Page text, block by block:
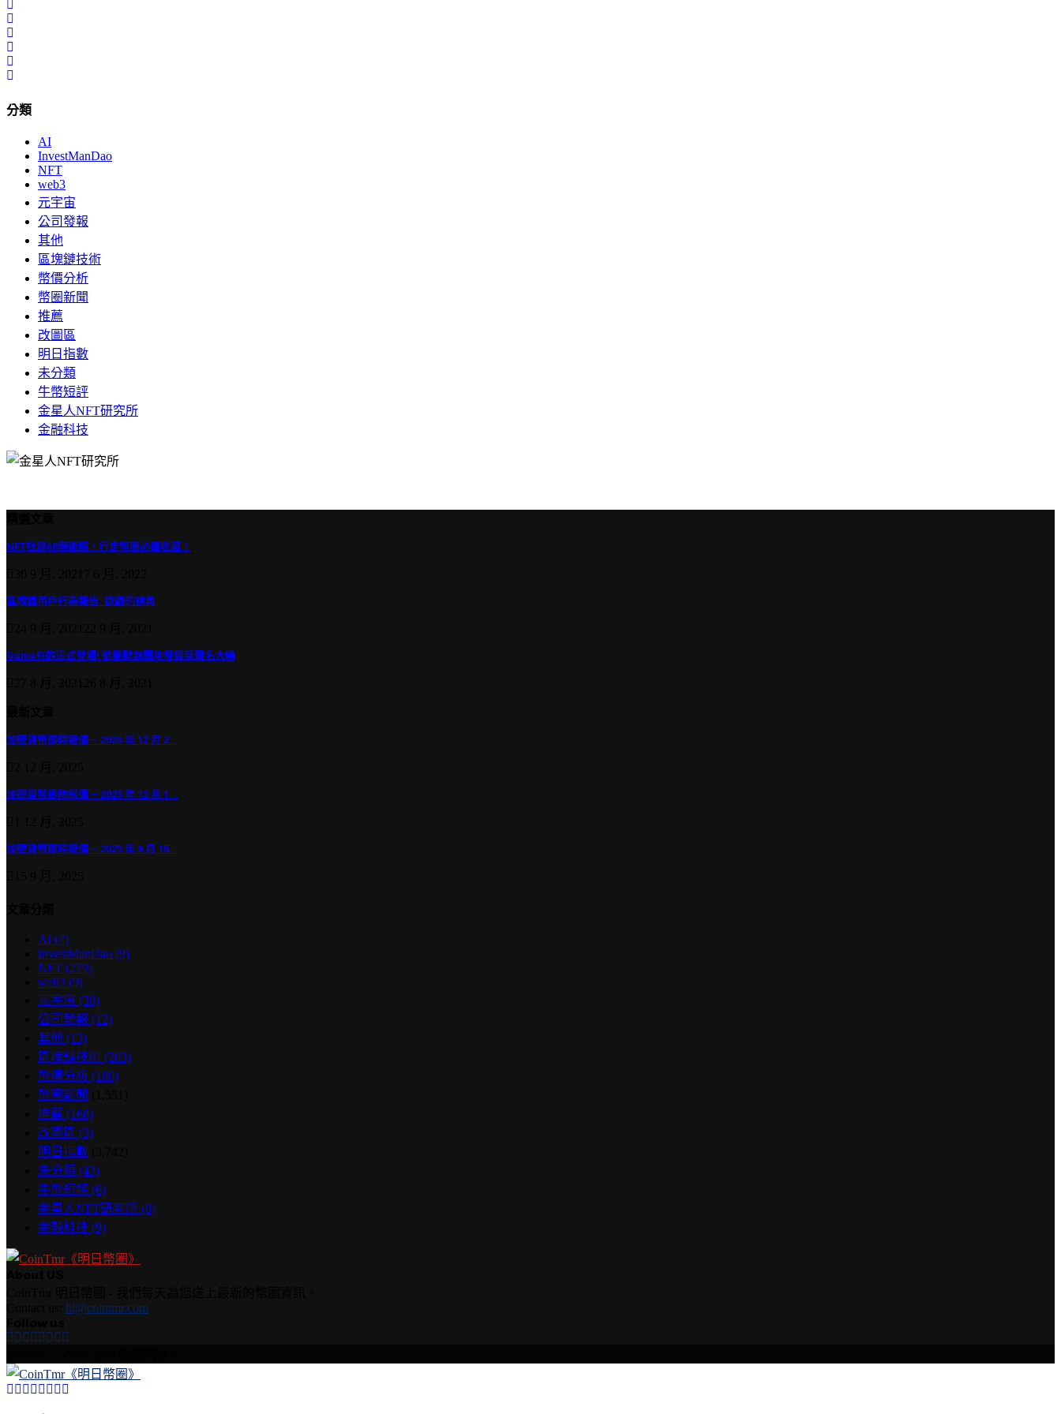
分類
AI
InvestManDao
NFT
web3
元宇宙
公司發報
其他
區塊鏈技術
幣價分析
幣圈新聞
推薦
改圖區
明日指數
未分類
牛幣短評
金星人NFT研究所
金融科技
NFT社群68個術語，行走幣圈必讀收藏！
區塊鏈用戶行為報告: 遊戲的視角
GameFi的正式登場! 從默默無聞地發展至聲名大噪
加密貨幣即時報價 – 2025 年 12 月 2...
加密貨幣即時報價 – 2025 年 12 月 1...
加密貨幣即時報價 – 2025 年 9 月 15...
AI (7)
InvestManDao (9)
NFT (279)
web3 (9)
元宇宙 (38)
公司發報 (12)
其他 (13)
區塊鏈技術 (203)
幣價分析 (180)
幣圈新聞
推薦 (168)
改圖區 (3)
明日指數
未分類 (43)
牛幣短評 (6)
金星人NFT研究所 (8)
金融科技 (9)
hi@cointmr.com
Facebook
Twitter
Instagram
Linkedin
Youtube
Email
Rss
Facebook
Twitter
Instagram
Linkedin
Youtube
Email
Rss